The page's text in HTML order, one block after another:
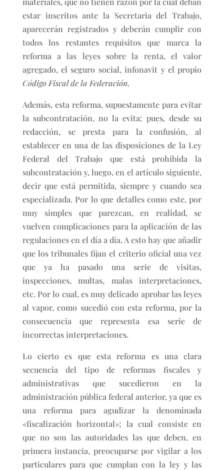
estar inscritos ante la Secretaria del Trabajo,
aparecerán registrados y deberán cumplir con
todos los restantes requisitos que marca la
reforma a las leyes sobre la renta, el valor
agregado, el seguro social, infonavit y el propio
Código Fiscal de la Federación.
Además, esta reforma, supuestamente para evitar
la subcontratación, no la evita; pues, desde su
redacción, se presta para la confusión, al
establecer en una de las disposiciones de la Ley
Federal del Trabajo que está prohibida la
subcontratación y, luego, en el artículo siguiente,
decir que está permitida, siempre y cuando sea
especializada. Por lo que detalles como este, por
muy simples que parezcan, en realidad, se
vuelven complicaciones para la aplicación de las
regulaciones en el día a día. A esto hay que añadir
que los tribunales fijan el criterio oficial una vez
que ya ha pasado una serie de visitas,
inspecciones, multas, malas interpretaciones,
etc. Por lo cual, es muy delicado aprobar las leyes
al vapor, como sucedió con esta reforma, por la
consecuencia que representa esa serie de
incorrectas interpretaciones.
Lo cierto es que esta reforma es una clara
secuencia del tipo de reformas fiscales y
administrativas que sucedieron en la
administración pública federal anterior, ya que es
una reforma para agudizar la denominada
«fiscalización horizontal»; la cual consiste en
que no son las autoridades las que deben, en
primera instancia, preocuparse por vigilar a los
particulares para que cumplan con la ley y las